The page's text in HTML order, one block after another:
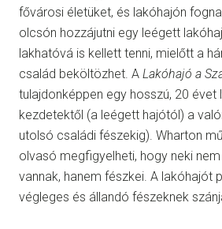
fővárosi életüket, és lakóhajón
olcsón hozzájutni egy leégett
lakhatóvá is kellett tenni, mielőtt a
család beköltözhet. A Lakóhajó a
tulajdonképpen egy hosszú, 20 évet
kezdetektől (a leégett hajótól) a
utolsó családi fészekig). Wharton
olvasó megfigyelheti, hogy neki
vannak, hanem fészkei. A lakóhajót
végleges és állandó fészeknek